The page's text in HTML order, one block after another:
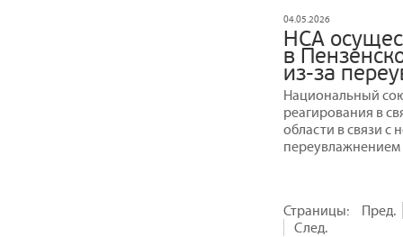
04.05.2026
НСА
в
из-за
Национальный
реагирования в
области в связи с
Страницы:
Пред.
След.